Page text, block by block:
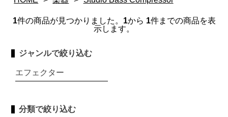
1件の商品が見つかりました。 1から 1件までの商品を表
示します。
ジャンルで絞り込む
エフェクター
分類で絞り込む